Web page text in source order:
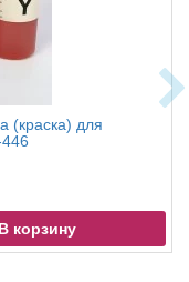
(краска) для
В корзину